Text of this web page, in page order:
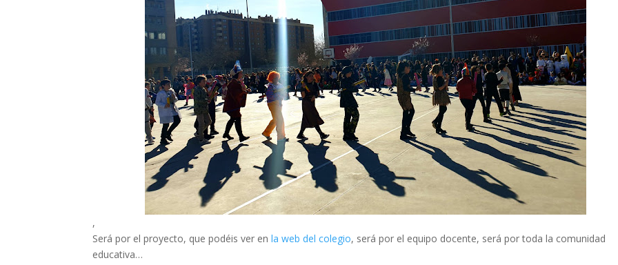
,
Será por el proyecto, que podéis ver enla web del colegio, será por el equipo docente, será por toda la comunidad
educativa…